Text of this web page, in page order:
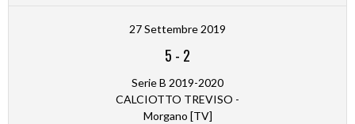
27 Settembre 2019
5 - 2
Serie B 2019-2020
CALCIOTTO TREVISO -
Morgano [TV]